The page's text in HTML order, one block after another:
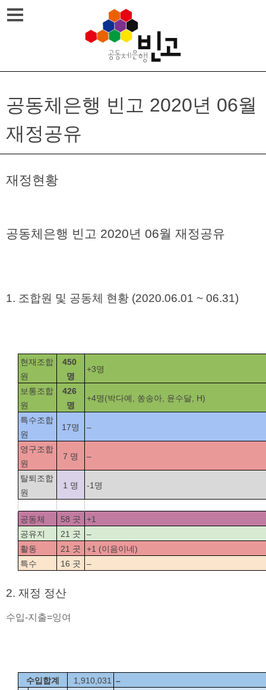
Skip
to
공동체은행 빈고 2020년 06월
재정공유
재정현황
공동체은행 빈고 2020년 06월 재정공유
1. 조합원 및 공동체 현황 (2020.06.01 ~ 06.31)
현재조합
원
450
명
+3명
보통조합
원
426
명
+4명(박다예, 쏭송아, 윤수달, H)
특수조합
원
17명 –
영구조합
원
7 명 –
탈퇴조합
원
1 명 -1명
공동체 58 곳
+1
공유지
21 곳
–
활동
21 곳
+1 (이음이네)
특수
16 곳 –
2. 재정 정산
수입-지출=잉여
수입합계 1,910,031 –